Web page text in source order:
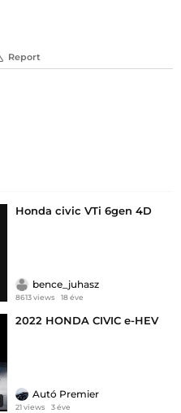
Report
Honda civic VTi 6gen 4D
bence_juhasz
8613 views 18 éve
2022 HONDA CIVIC e-HEV
Autó Premier
21 views 3 éve